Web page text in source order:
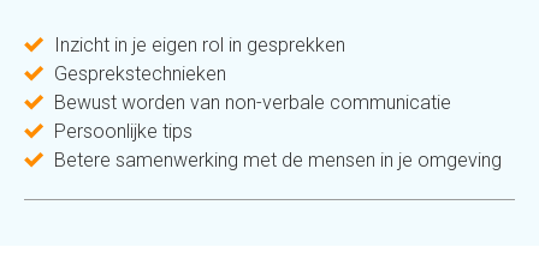
Inzicht in je eigen rol in gesprekken
Gesprekstechnieken
Bewust worden van non-verbale communicatie
Persoonlijke tips
Betere samenwerking met de mensen in je omgeving